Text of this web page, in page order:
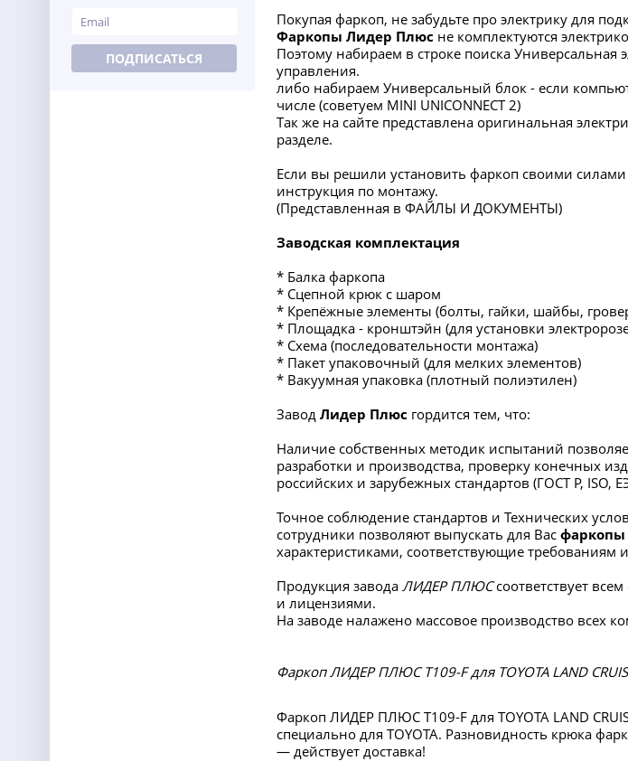
ПОДПИСАТЬСЯ
Покупая фаркоп, не забудьте про электрику для
Фаркопы Лидер Плюс не комплектуются
Поэтому набираем в строке поиска
управления.
либо набираем Универсальный блок - если
числе (советуем MINI UNICONNECT 2)
Так же на сайте представлена оригинальная
разделе.
Если вы решили установить фаркоп своими силами
инструкция по монтажу.
(Представленная в ФАЙЛЫ И ДОКУМЕНТЫ)
Заводская комплектация
* Балка фаркопа
* Сцепной крюк с шаром
* Крепёжные элементы (болты, гайки, шайбы,
* Площадка - кронштэйн (для установки
* Схема (последовательности монтажа)
* Пакет упаковочный (для мелких элементов)
* Вакуумная упаковка (плотный полиэтилен)
Завод Лидер Плюс гордится тем, что:
Наличие собственных методик испытаний
разработки и производства, проверку конечных
российских и зарубежных стандартов (ГОСТ Р, ISO,
Точное соблюдение стандартов и Технических
сотрудники позволяют выпускать для Вас
характеристиками, соответствующие требованиям
Продукция завода ЛИДЕР ПЛЮСсоответствует
и лицензиями.
На заводе налажено массовое производство всех
Фаркоп ЛИДЕР ПЛЮС T109-F для TOYOTA LAND
Фаркоп ЛИДЕР ПЛЮС T109-F для TOYOTA LAND
специально для TOYOTA. Разновидность крюка
— действует доставка!